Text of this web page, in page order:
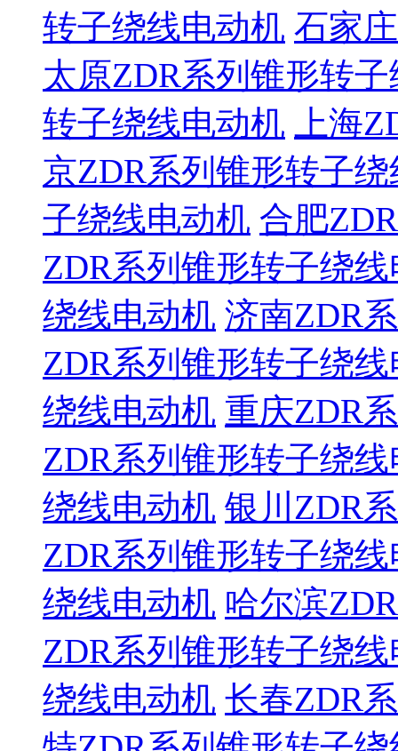
转子绕线电动机 石家
太原ZDR系列锥形转
转子绕线电动机
上海
京ZDR系列锥形转子
子绕线电动机 合肥
ZDR系列锥形转子绕
绕线电动机 济南ZDR
ZDR系列锥形转子绕
绕线电动机 重庆ZDR
ZDR系列锥形转子绕
绕线电动机 银川ZDR
ZDR系列锥形转子绕
绕线电动机 哈尔滨
ZDR系列锥形转子绕
绕线电动机 长春ZDR